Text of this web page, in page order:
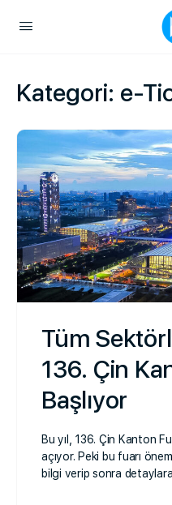
Kategori: e-
Tüm
136. Çin
Başlıyor
Bu yıl, 136. Çin Kanton
açıyor. Peki bu fuarı
bilgi verip sonra